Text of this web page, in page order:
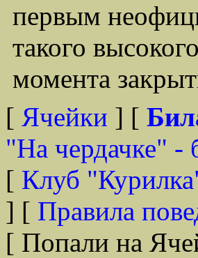
первым
такого
момента
[ Ячейки ] [
"На чердачке" -
[ Клуб
] [ Правила
[ Попали на